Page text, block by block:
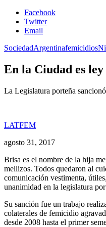
Facebook
Twitter
Email
SociedadArgentinafemicidios
En la Ciudad es
La Legislatura porteña
LATFEM
agosto 31, 2017
Brisa es el nombre de la hija
mellizos. Todos quedaron al
comunicación vestimenta,
unanimidad en la legislatura
Su sanción fue un trabajo
colaterales de femicidio
desde 2008 hasta el primer